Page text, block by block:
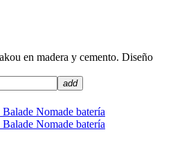
en madera y cemento. Diseño
add